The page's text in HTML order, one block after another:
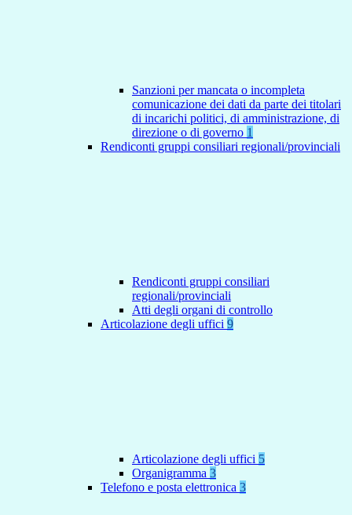
Sanzioni per mancata o incompleta
comunicazione dei dati da parte dei titolari
di incarichi politici, di amministrazione, di
direzione o di governo 1
Rendiconti gruppi consiliari regionali/provinciali
Rendiconti gruppi consiliari
regionali/provinciali
Atti degli organi di controllo
Articolazione degli uffici 9
Articolazione degli uffici 5
Organigramma 3
Telefono e posta elettronica 3